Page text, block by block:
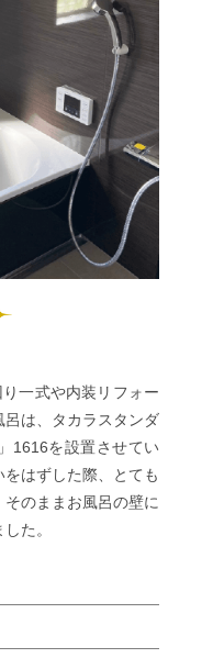
一式や内装リフォー
呂は、タカラスタンダ
1616を設置させてい
はずした際、とても
のままお風呂の壁に
た。